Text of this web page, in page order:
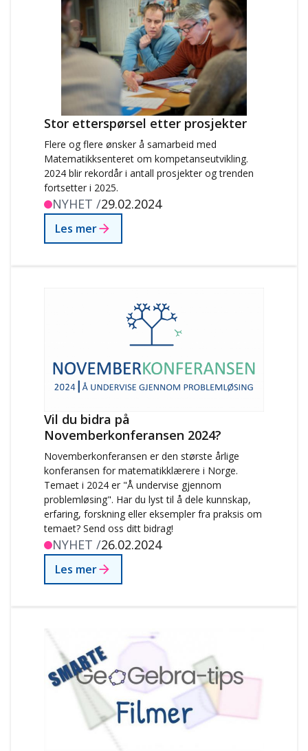
Stor etterspørsel etter prosjekter
Flere og flere ønsker å samarbeid med
Matematikksenteret om kompetanseutvikling.
2024 blir rekordår i antall prosjekter og trenden
fortsetter i 2025.
NYHET /29.02.2024
Les mer
Vil du bidra på
Novemberkonferansen 2024?
Novemberkonferansen er den største årlige
konferansen for matematikklærere i Norge.
Temaet i 2024 er "Å undervise gjennom
problemløsing". Har du lyst til å dele kunnskap,
erfaring, forskning eller eksempler fra praksis om
temaet? Send oss ditt bidrag!
NYHET /26.02.2024
Les mer